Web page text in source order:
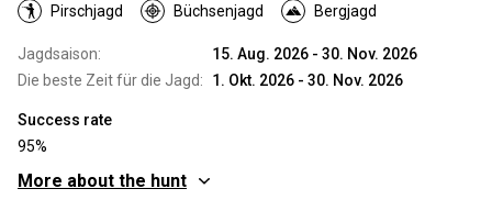
Pirschjagd
Büchsenjagd Bergjagd
Jagdsaison:
15. Aug. 2026 - 30. Nov. 2026
Die beste Zeit für die Jagd:
1. Okt. 2026 - 30. Nov. 2026
Success rate
95%
More about the hunt